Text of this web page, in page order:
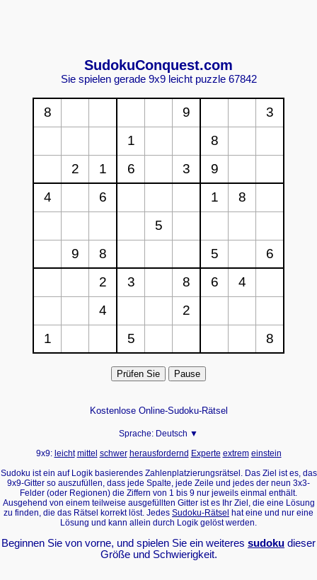
SudokuConquest.com
Sie spielen gerade 9x9 leicht puzzle 67842
Kostenlose Online-Sudoku-Rätsel
Sprache: Deutsch ▼
9x9: leicht mittel schwer herausfordernd Experte extrem einstein
Sudoku ist ein auf Logik basierendes Zahlenplatzierungsrätsel. Das Ziel ist es, das
9x9-Gitter so auszufüllen, dass jede Spalte, jede Zeile und jedes der neun 3x3-
Felder (oder Regionen) die Ziffern von 1 bis 9 nur jeweils einmal enthält.
Ausgehend von einem teilweise ausgefüllten Gitter ist es Ihr Ziel, die eine Lösung
zu finden, die das Rätsel korrekt löst. Jedes Sudoku-Rätsel hat eine und nur eine
Lösung und kann allein durch Logik gelöst werden.
Beginnen Sie von vorne, und spielen Sie ein weiteres sudoku dieser
Größe und Schwierigkeit.